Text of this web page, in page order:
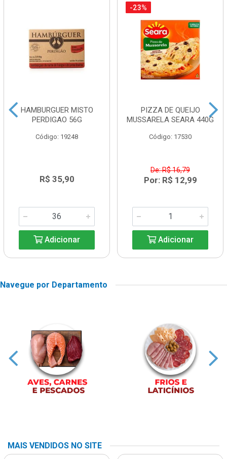
HAMBURGUER MISTO
PERDIGAO 56G
Código: 19248
R$ 35,90
Adicionar
-23%
PIZZA DE QUEIJO
MUSSARELA SEARA 440G
Código: 17530
De: R$ 16,79
Por: R$ 12,99
Adicionar
Navegue por Departamento
MAIS VENDIDOS NO SITE